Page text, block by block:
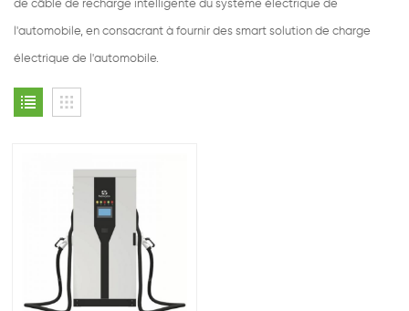
de câble de recharge intelligente du système électrique de
l'automobile, en consacrant à fournir des smart solution de charge
électrique de l'automobile.